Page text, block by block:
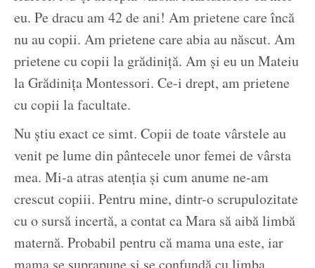
eu. Pe dracu am 42 de ani! Am prietene care încă
nu au copii. Am prietene care abia au născut. Am
prietene cu copii la grădiniță. Am și eu un Mateiu
la Grădinița Montessori. Ce-i drept, am prietene
cu copii la facultate.
Nu știu exact ce simt. Copii de toate vârstele au
venit pe lume din pântecele unor femei de vârsta
mea. Mi-a atras atenția și cum anume ne-am
crescut copiii. Pentru mine, dintr-o scrupulozitate
cu o sursă incertă, a contat ca Mara să aibă limbă
maternă. Probabil pentru că mama una este, iar
mama se suprapune și se confundă cu limba